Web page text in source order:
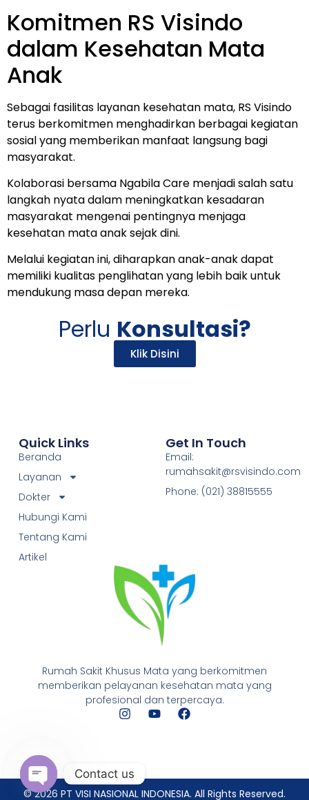
Komitmen RS Visindo
dalam Kesehatan Mata
Anak
Sebagai fasilitas layanan kesehatan mata, RS Visindo
terus berkomitmen menghadirkan berbagai kegiatan
sosial yang memberikan manfaat langsung bagi
masyarakat.
Kolaborasi bersama Ngabila Care menjadi salah satu
langkah nyata dalam meningkatkan kesadaran
masyarakat mengenai pentingnya menjaga
kesehatan mata anak sejak dini.
Melalui kegiatan ini, diharapkan anak-anak dapat
memiliki kualitas penglihatan yang lebih baik untuk
mendukung masa depan mereka.
Perlu Konsultasi?
Klik Disini
Rumah Sakit Khusus Mata yang berkomitmen
memberikan pelayanan kesehatan mata yang
profesional dan terpercaya.
Quick Links
Beranda
Layanan
Dokter
Hubungi Kami
Tentang Kami
Artikel
Get In Touch
Email:
rumahsakit@rsvisindo.com
Phone: (021) 38815555
© 2026 PT VISI NASIONAL INDONESIA. All Rights Reserved.
Contact us